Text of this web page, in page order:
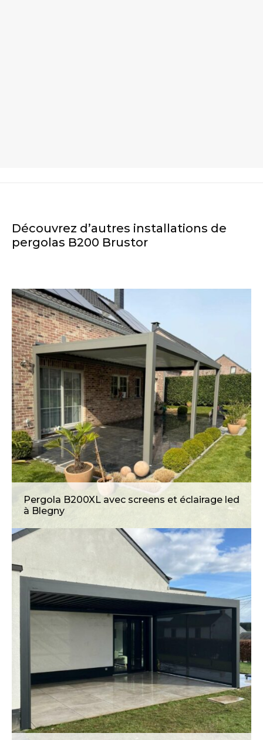
Découvrez d’autres installations de
pergolas B200 Brustor
Pergola B200XL avec screens et éclairage led
à Blegny